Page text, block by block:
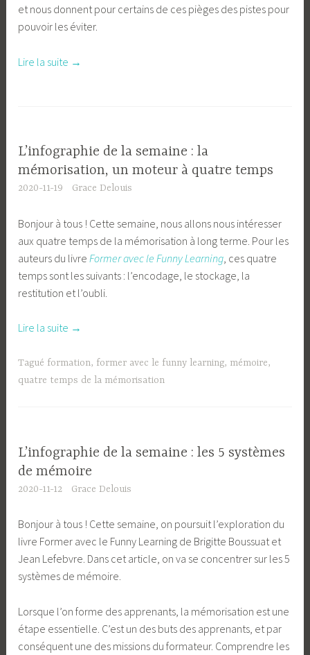
et nous donnent pour certains de ces pièges des pistes pour
pouvoir les éviter.
Lire la suite « L’infographie
les
7
pièges
mémoire »
→
L’infographie de la semaine : la
mémorisation, un moteur à quatre temps
2020-11-19 Grace Delouis
Bonjour à tous ! Cette semaine, nous allons nous intéresser
aux quatre temps de la mémorisation à long terme. Pour les
auteurs du livre Former avec le Funny Learning , ces quatre
temps sont les suivants : l’encodage, le stockage, la
restitution et l’oubli.
Lire la suite « L’infographie
la
semaine
un
moteur
à
temps »
→
Tagué formation, former avec le funny learning, mémoire,
quatre temps de la mémorisation
L’infographie de la semaine : les 5 systèmes
de mémoire
2020-11-12 Grace Delouis
Bonjour à tous ! Cette semaine, on poursuit l’exploration du
livre Former avec le Funny Learning de Brigitte Boussuat et
Jean Lefebvre. Dans cet article, on va se concentrer sur les 5
systèmes de mémoire.
Lorsque l’on forme des apprenants, la mémorisation est une
étape essentielle. C’est un des buts des apprenants, et par
conséquent une des missions du formateur. Comprendre les